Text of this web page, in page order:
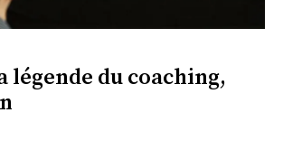
légende du coaching,